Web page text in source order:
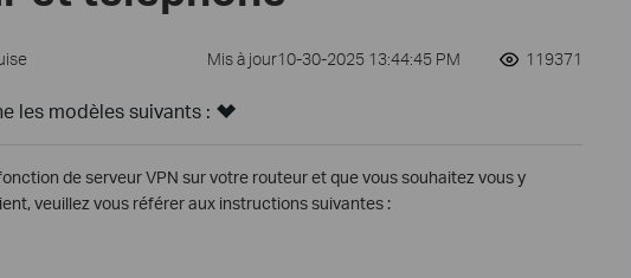
Mis à jour10-30-2025 13:44:45 PM 119371
les modèles suivants :
de serveur VPN sur votre routeur et que vous souhaitez vous y
veuillez vous référer aux instructions suivantes :